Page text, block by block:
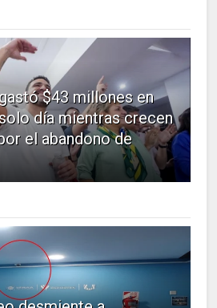
$43 millones en
día mientras crecen
el abandono de